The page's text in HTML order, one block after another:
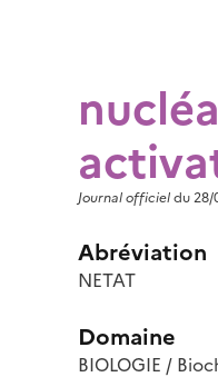
Journal officieldu 28/
Abréviation
NETAT
Domaine
BIOLOGIE /